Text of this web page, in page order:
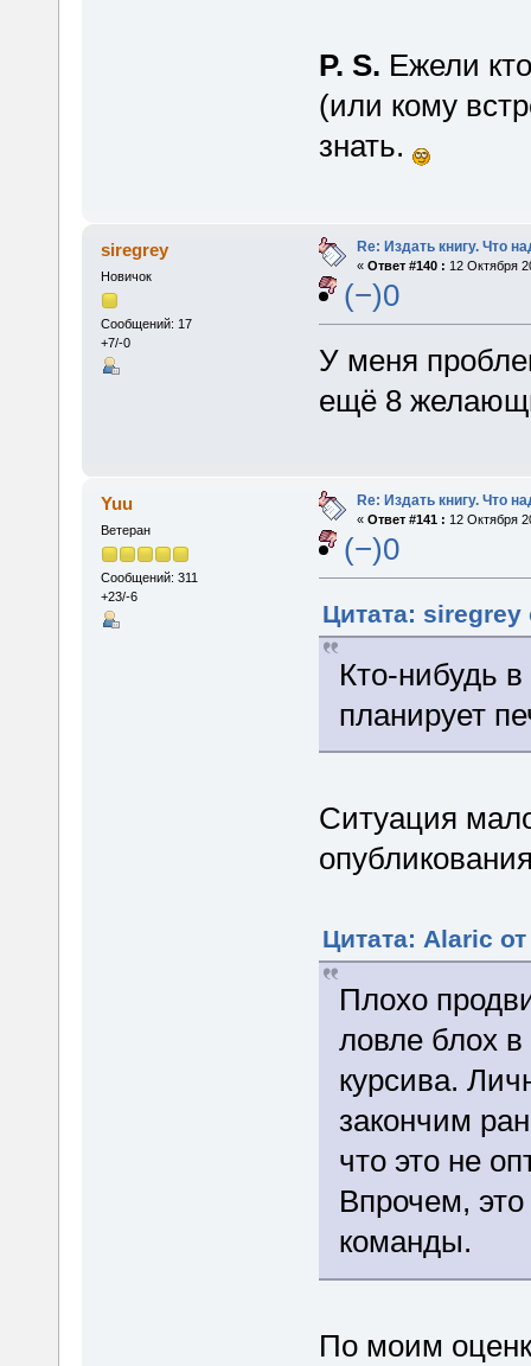
P. S. Ежели
(или кому
знать.
siregrey
Новичок
Сообщений: 17
+7/-0
Re: Издать книгу. Что
« Ответ #140 : 12 Октября
(−)0
У меня
ещё 8
Yuu
Ветеран
Сообщений: 311
+23/-6
Re: Издать книгу. Что
« Ответ #141 : 12 Октября
(−)0
Цитата: siregrey
Кто-нибудь
планирует
Ситуация
Цитата: Alaric
Плохо
ловле блох
курсива.
закончим
что это не
Впрочем,
команды.
По моим